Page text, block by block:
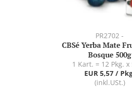
PR2702 -
CBSé Yerba Mate
Bosque 500g
1 Kart. = 12 Pkg. x
EUR 5,57 /
(inkl.USt.)